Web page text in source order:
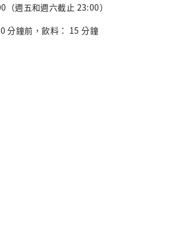
週五和週六截止 23:00）
分鐘前，飲料： 15 分鐘